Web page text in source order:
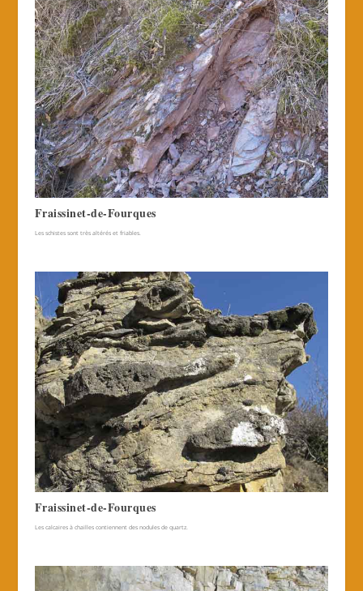
Fraissinet-de-Fourques
Les schistes sont très altérés et friables.
Fraissinet-de-Fourques
Les calcaires à chailles contiennent des nodules de quartz.